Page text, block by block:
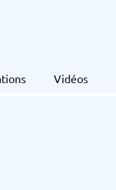
Vidéos